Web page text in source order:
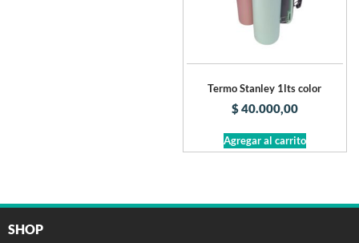
Termo Stanley 1lts color
$40.000,00
Agregar al carrito
SHOP